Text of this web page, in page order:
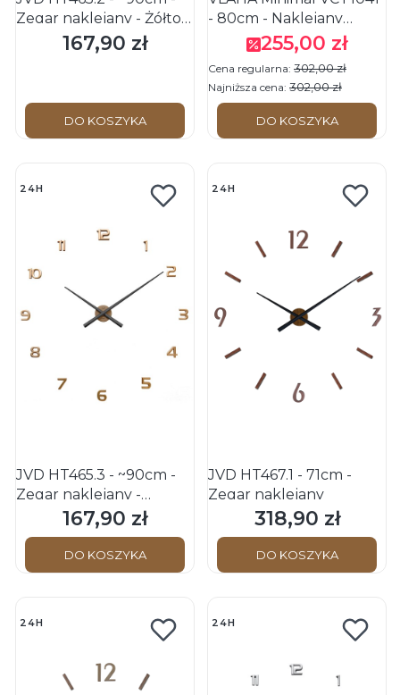
Zegar naklejany - Żółto
Cena
167,90 zł
DO KOSZYKA
- 80cm - Naklejany
zegar ścienny z drewna
dębowego
Cena promocyjna
255,00 zł
Cena regularna: 302,00 zł
Najniższa cena: 302,00 zł
DO KOSZYKA
24H
JVD HT465.3 - ~90cm -
Zegar naklejany -
Różowo Złoty
Cena
167,90 zł
DO KOSZYKA
24H
JVD HT467.1 - 71cm -
Zegar naklejany
Cena
318,90 zł
DO KOSZYKA
24H 24H